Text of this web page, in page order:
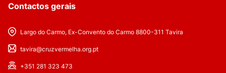
Contactos gerais
Largo do Carmo, Ex-Convento do Carmo 8800-311 Tavira
tavira@cruzvermelha.org.pt
+351 281 323 473